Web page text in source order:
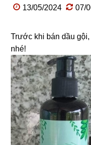
13/05/2024 07/
Trước khi bán dầu
nhé!